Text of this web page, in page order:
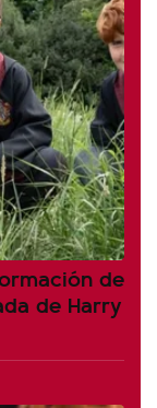
de
de Harry